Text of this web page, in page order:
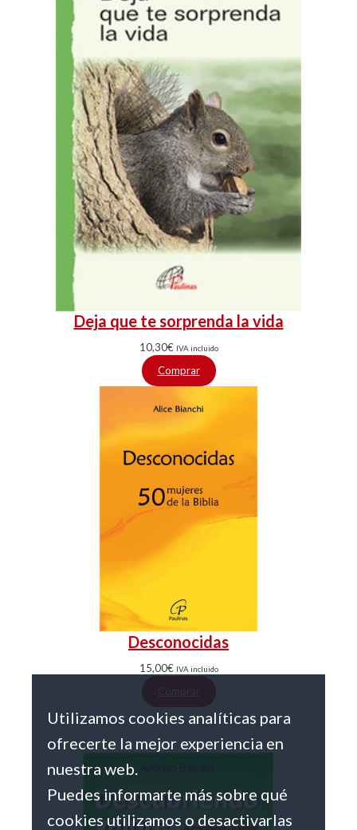
Deja que te sorprenda la vida
10,30€ IVA incluido
Comprar
Desconocidas
15,00€ IVA incluido
Comprar
Utilizamos cookies analíticas para
ofrecerte la mejor experiencia en
nuestra web.
Puedes informarte más sobre qué
cookies utilizamos o desactivarlas